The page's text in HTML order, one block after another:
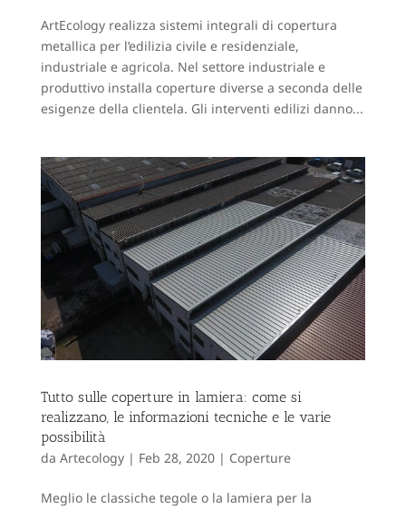
ArtEcology realizza sistemi integrali di copertura
metallica per l’edilizia civile e residenziale,
industriale e agricola. Nel settore industriale e
produttivo installa coperture diverse a seconda delle
esigenze della clientela. Gli interventi edilizi danno...
Tutto sulle coperture in lamiera: come si
realizzano, le informazioni tecniche e le varie
possibilità
da Artecology| Feb 28, 2020| Coperture
Meglio le classiche tegole o la lamiera per la